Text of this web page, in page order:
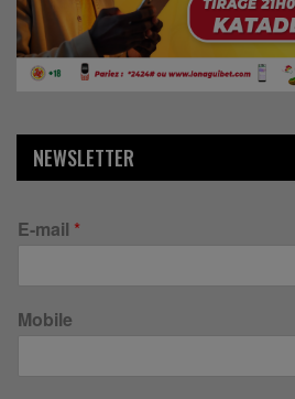
NEWSLETTER
E-mail *
Mobile